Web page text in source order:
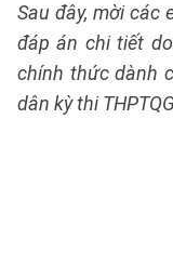
Sau đây, mời các
đáp án chi tiết
chính thức dành
dân kỳ thi